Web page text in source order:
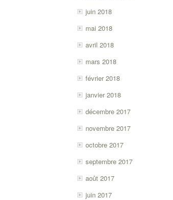
juin 2018
mai 2018
avril 2018
mars 2018
février 2018
janvier 2018
décembre 2017
novembre 2017
octobre 2017
septembre 2017
août 2017
juin 2017